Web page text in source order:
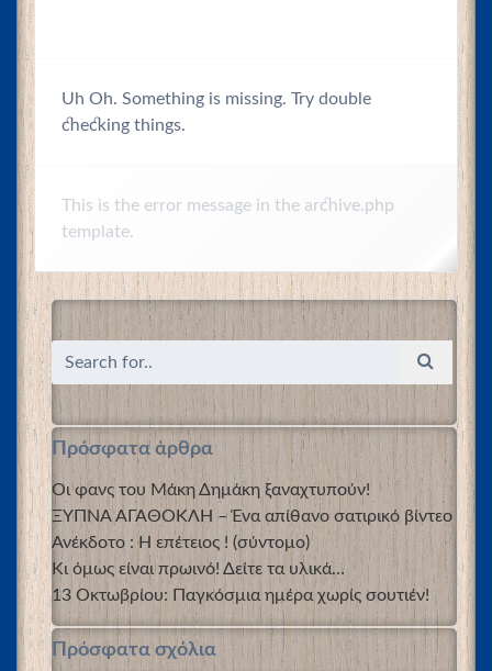
Uh Oh. Something is missing. Try double
checking things.
This is the error message in the archive.php
template.
Πρόσφατα άρθρα
Οι φανς του Μάκη Δημάκη ξαναχτυπούν!
ΞΥΠΝΑ ΑΓΑΘΟΚΛΗ – Ένα απίθανο σατιρικό βίντεο
Ανέκδοτο : Η επέτειος ! (σύντομο)
Κι όμως είναι πρωινό! Δείτε τα υλικά…
13 Οκτωβρίου: Παγκόσμια ημέρα χωρίς σουτιέν!
Πρόσφατα σχόλια